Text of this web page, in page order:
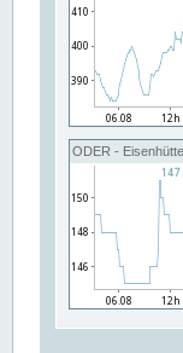
ODER -